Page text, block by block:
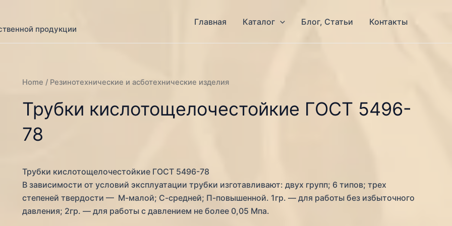
продукции
Главная Каталог Блог, Статьи Контакты
Home / Резинотехнические и асботехнические изделия
Трубки кислотощелочестойкие ГОСТ 5496-
78
Трубки кислотощелочестойкие ГОСТ 5496-78
В зависимости от условий эксплуатации трубки изготавливают: двух групп; 6 типов; трех
степеней твердости — М-малой; С-средней; П-повышенной. 1гр. — для работы без избыточного
давления; 2гр. — для работы с давлением не более 0,05 Мпа.